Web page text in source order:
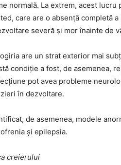
normală. La extrem, acest
care are o absență completă
severă și mor înainte de
are un strat exterior mai
condiție a fost, de asemenea,
pot avea probleme
în dezvoltare.
de asemenea, modele
și epilepsia.
creierului